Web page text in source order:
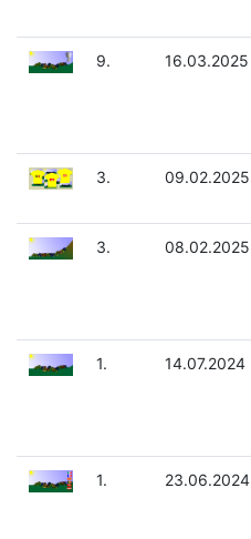
9. 16.03.2025
3. 09.02.2025
3. 08.02.2025
1. 14.07.2024
1. 23.06.2024